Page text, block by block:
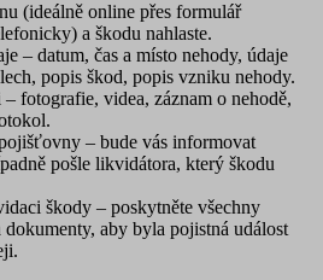
(ideálně online přes formulář
a škodu nahlaste.
– datum, čas a místo nehody, údaje
popis škod, popis vzniku nehody.
– fotografie, videa, záznam o nehodě,
– bude vás informovat
pošle likvidátora, který škodu
škody – poskytněte všechny
dokumenty, aby byla pojistná událost